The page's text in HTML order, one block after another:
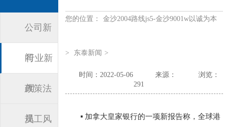
公司新
闻
行业新
闻
政策法
规
员工风
您的位置： 金沙2004路线js5-金沙9001w以诚为本
> 东泰新闻 >
时间：2022-05-06 来源：
浏览：
291
▪ 加拿大皇家银行的一项新报告称，全球港